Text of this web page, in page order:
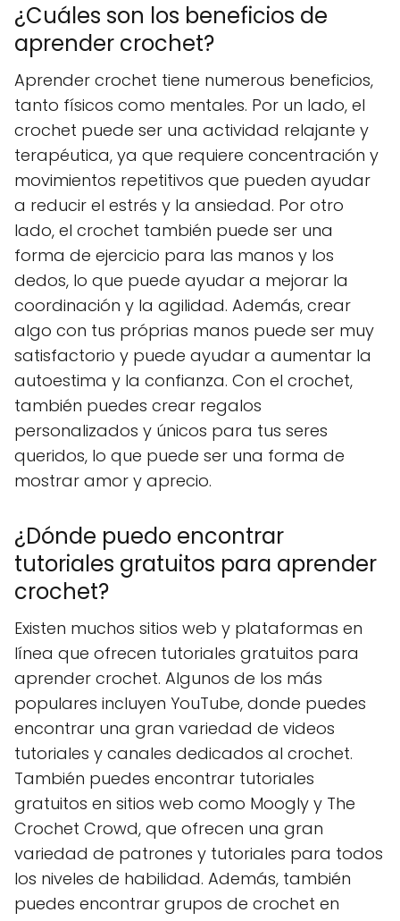
¿Cuáles son los beneficios de
aprender crochet?
Aprender crochet tiene numerous beneficios,
tanto físicos como mentales. Por un lado, el
crochet puede ser una actividad relajante y
terapéutica, ya que requiere concentración y
movimientos repetitivos que pueden ayudar
a reducir el estrés y la ansiedad. Por otro
lado, el crochet también puede ser una
forma de ejercicio para las manos y los
dedos, lo que puede ayudar a mejorar la
coordinación y la agilidad. Además, crear
algo con tus próprias manos puede ser muy
satisfactorio y puede ayudar a aumentar la
autoestima y la confianza. Con el crochet,
también puedes crear regalos
personalizados y únicos para tus seres
queridos, lo que puede ser una forma de
mostrar amor y aprecio.
¿Dónde puedo encontrar
tutoriales gratuitos para aprender
crochet?
Existen muchos sitios web y plataformas en
línea que ofrecen tutoriales gratuitos para
aprender crochet. Algunos de los más
populares incluyen YouTube, donde puedes
encontrar una gran variedad de videos
tutoriales y canales dedicados al crochet.
También puedes encontrar tutoriales
gratuitos en sitios web como Moogly y The
Crochet Crowd, que ofrecen una gran
variedad de patrones y tutoriales para todos
los niveles de habilidad. Además, también
puedes encontrar grupos de crochet en